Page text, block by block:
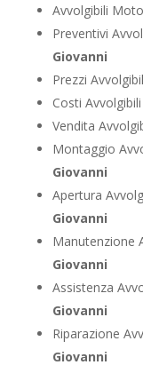
Avvolgibili
Preventivi
Giovanni
Prezzi
Costi
Vendita
Montaggio
Giovanni
Apertura
Giovanni
Manutenzione
Giovanni
Assistenza
Giovanni
Riparazione
Giovanni